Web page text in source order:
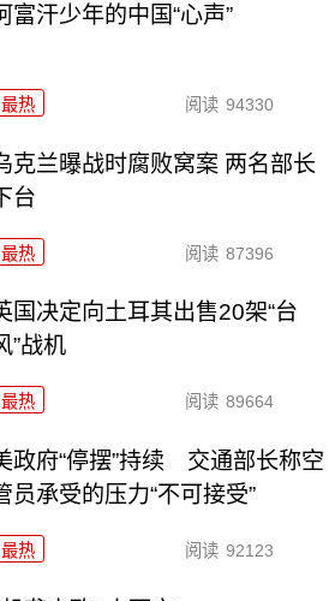
富汗少年的中国“心声”
最热 阅读 94330
克兰曝战时腐败窝案 两名部长
台
最热 阅读 87396
国决定向土耳其出售20架“台
”战机
最热 阅读 89664
政府“停摆”持续 交通部长称空
员承受的压力“不可接受”
最热 阅读 92123